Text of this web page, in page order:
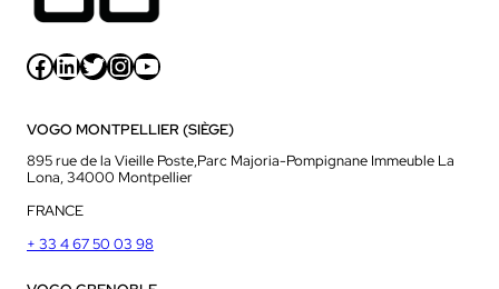
Facebook LinkedIn Twitter InstagramYouTube
VOGO MONTPELLIER (SIÈGE)
895 rue de la Vieille Poste,Parc Majoria-Pompignane Immeuble La
Lona, 34000 Montpellier
FRANCE
+ 33 4 67 50 03 98